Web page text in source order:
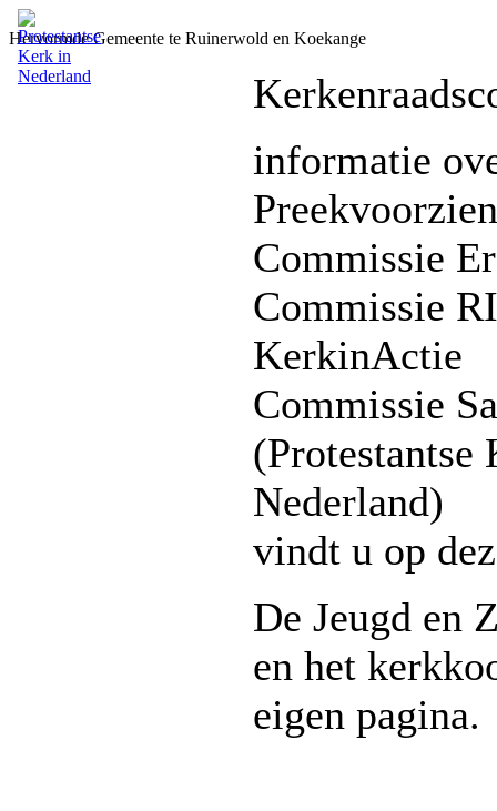
Hervormde Gemeente te Ruinerwold en Koekange
informatie
Commissie
Commissie
KerkinActie
Commissie
(Protestantse
Nederland)
vindt u op
De Jeugd en
en het
eigen pagina.